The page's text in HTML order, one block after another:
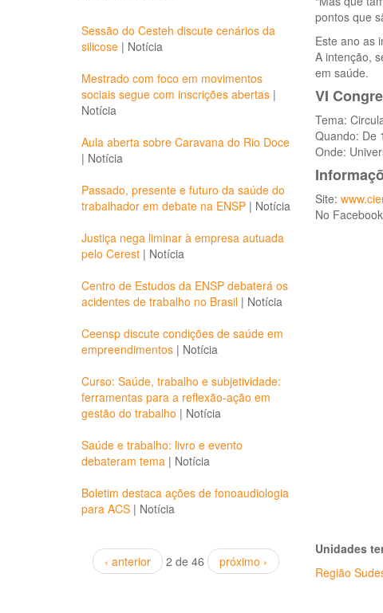
Sessão do Cesteh discute cenários da
silicose | Notícia
Mestrado com foco em movimentos
sociais segue com inscrições abertas |
Notícia
Aula aberta sobre Caravana do Rio Doce
| Notícia
Passado, presente e futuro da saúde do
trabalhador em debate na ENSP | Notícia
Justiça nega liminar à empresa autuada
pelo Cerest | Notícia
Centro de Estudos da ENSP debaterá os
acidentes de trabalho no Brasil | Notícia
Ceensp discute condições de saúde em
empreendimentos | Notícia
Curso: Saúde, trabalho e subjetividade:
ferramentas para a reflexão-ação em
gestão do trabalho | Notícia
Saúde e trabalho: livro e evento
debateram tema | Notícia
Boletim destaca ações de fonoaudiologia
para ACS | Notícia
‹ anterior 2 de 46 próximo ›
pontos que
Este ano as
A intenção,
em saúde.
VI
Tema:
Quando: De
Onde:
Site:
No Facebook
Unidades
Região